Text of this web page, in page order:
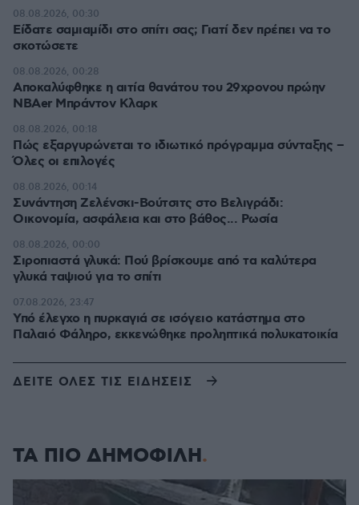
Είδατε σαμιαμίδι στο σπίτι σας; Γιατί δεν πρέπει να το
σκοτώσετε
08.08.2026, 00:30
Αποκαλύφθηκε η αιτία θανάτου του 29χρονου πρώην
NBAer Μπράντον Κλαρκ
08.08.2026, 00:28
Πώς εξαργυρώνεται το ιδιωτικό πρόγραμμα σύνταξης –
Όλες οι επιλογές
08.08.2026, 00:18
Συνάντηση Ζελένσκι-Βούτσιτς στο Βελιγράδι:
Οικονομία, ασφάλεια και στο βάθος... Ρωσία
08.08.2026, 00:14
Σιροπιαστά γλυκά: Πού βρίσκουμε από τα καλύτερα
γλυκά ταψιού για το σπίτι
08.08.2026, 00:00
Υπό έλεγχο η πυρκαγιά σε ισόγειο κατάστημα στο
Παλαιό Φάληρο, εκκενώθηκε προληπτικά πολυκατοικία
07.08.2026, 23:47
ΔΕΙΤΕ ΟΛΕΣ ΤΙΣ ΕΙΔΗΣΕΙΣ
ΤΑ ΠΙΟ ΔΗΜΟΦΙΛΗ